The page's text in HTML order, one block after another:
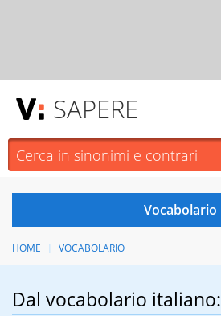
SAPERE
HOME VOCABOLARIO
Dal vocabolario italiano: